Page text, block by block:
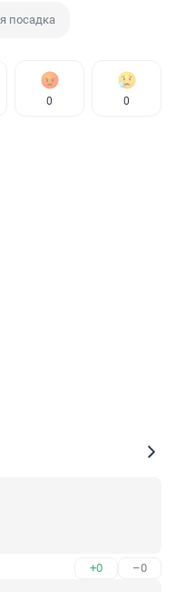
посадка
0 0
+0 –0